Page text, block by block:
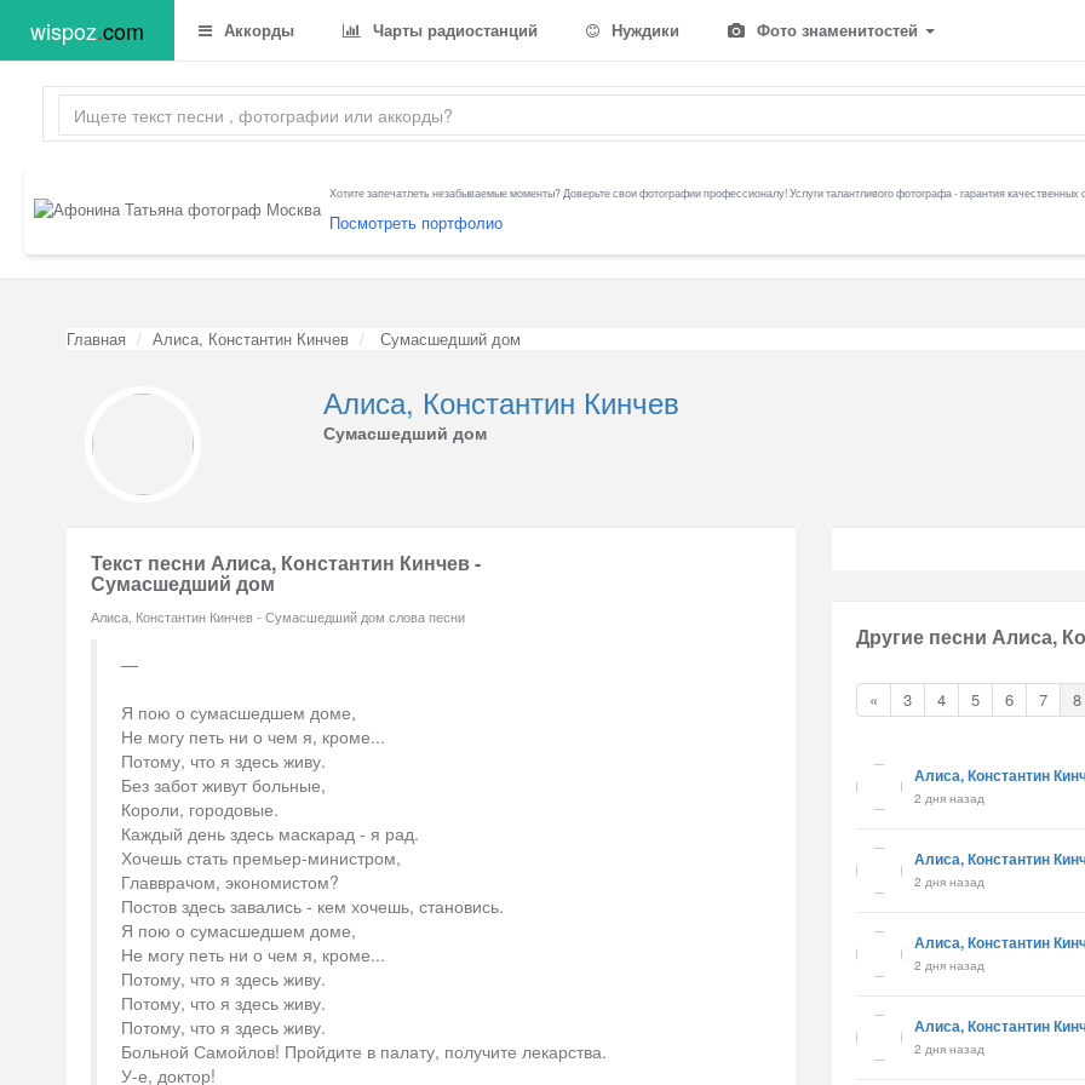
wispoz.com Аккорды Чарты радиостанций Нуждики Фото знаменитостей
Хотите запечатлеть незабываемые моменты? Доверьте свои фотографии профессионалу! Услуги талантливого фотографа - гарантия качественных
Посмотреть портфолио
Главная Алиса, Константин Кинчев Сумасшедший дом
Алиса, Константин Кинчев
Сумасшедший дом
Текст песни Алиса, Константин Кинчев -
Сумасшедший дом
Алиса, Константин Кинчев - Сумасшедший дом слова песни
Я пою о сумасшедшем доме,
Не могу петь ни о чем я, кроме...
Потому, что я здесь живу.
Без забот живут больные,
Короли, городовые.
Каждый день здесь маскарад - я рад.
Хочешь стать премьер-министром,
Главврачом, экономистом?
Постов здесь завались - кем хочешь, становись.
Я пою о сумасшедшем доме,
Не могу петь ни о чем я, кроме...
Потому, что я здесь живу.
Потому, что я здесь живу.
Потому, что я здесь живу.
Больной Самойлов! Пройдите в палату, получите лекарства.
У-е, доктор!
Другие песни Алиса,
« 3 4 5 6 7 8
Алиса, Константин
2 дня назад
Алиса, Константин
2 дня назад
Алиса, Константин
2 дня назад
Алиса, Константин
2 дня назад